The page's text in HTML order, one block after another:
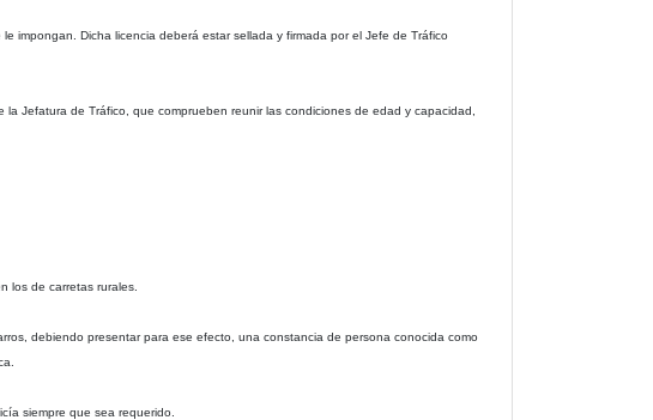
impongan. Dicha licencia deberá estar sellada y firmada por el Jefe de Tráfico
Jefatura de Tráfico, que comprueben reunir las condiciones de edad y capacidad,
los de carretas rurales.
debiendo presentar para ese efecto, una constancia de persona conocida como
siempre que sea requerido.